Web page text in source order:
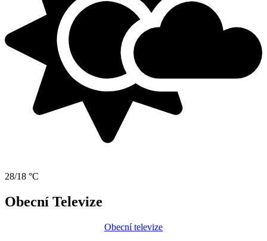
28/18 °C
Obecní Televize
Obecní televize